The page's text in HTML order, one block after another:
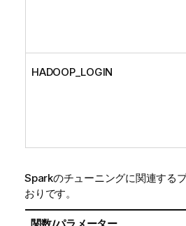
HADOOP_LOGIN
Sparkのチューニングに関連する
おりです。
関数/パラメーター